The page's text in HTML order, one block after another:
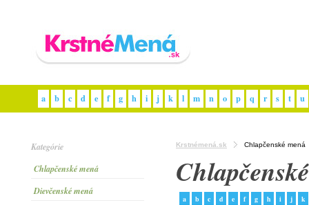
a b c d e f g h i j k l m n o p q r s t u
Kategórie
Chlapčenské mená
Dievčenské mená
Krstnémená.sk Chlapčenské mená
a b c d e f g h i j k